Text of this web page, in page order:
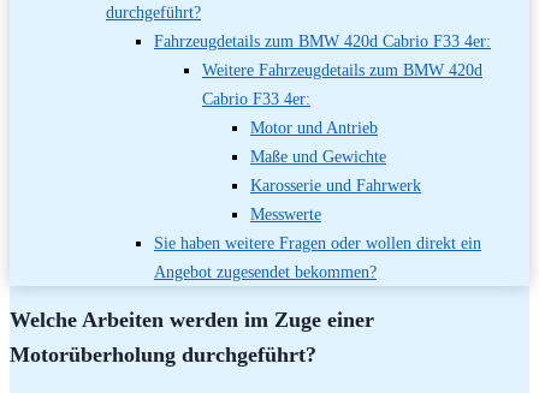
durchgeführt?
Fahrzeugdetails zum BMW 420d Cabrio F33 4er:
Weitere Fahrzeugdetails zum BMW 420d
Cabrio F33 4er:
Motor und Antrieb
Maße und Gewichte
Karosserie und Fahrwerk
Messwerte
Sie haben weitere Fragen oder wollen direkt ein
Angebot zugesendet bekommen?
Welche Arbeiten werden im Zuge einer
Motorüberholung durchgeführt?